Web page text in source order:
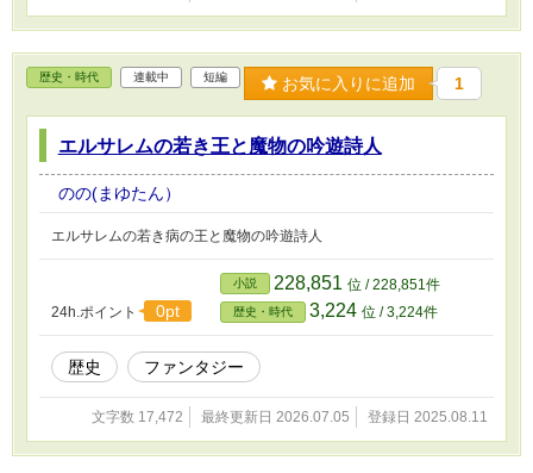
歴史・時代 連載中 短編 お気に入りに追加 1
エルサレムの若き王と魔物の吟遊詩人
のの(まゆたん）
エルサレムの若き病の王と魔物の吟遊詩人
24h.ポイント 0pt
小説 228,851 位 / 228,851件
歴史・時代 3,224 位 / 3,224件
歴史 ファンタジー
文字数 17,472 最終更新日 2026.07.05 登録日 2025.08.11